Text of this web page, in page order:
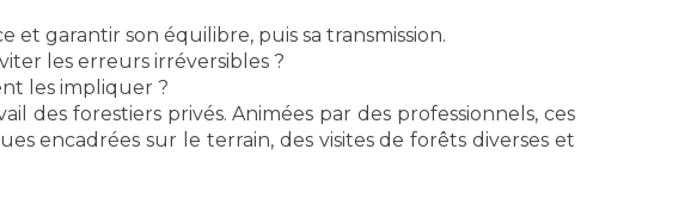
garantir son équilibre, puis sa transmission.
les erreurs irréversibles ?
les impliquer ?
des forestiers privés. Animées par des professionnels, ces
encadrées sur le terrain, des visites de forêts diverses et